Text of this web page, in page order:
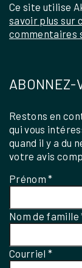
Ce site utilise
savoir plus sur
commentaires
ABONNEZ-
Restons en
qui vous
quand il y a du
votre avis
Prénom*
Nom de famille
Courriel*